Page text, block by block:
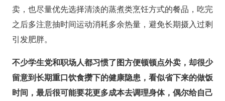
卖，也尽量优先选择清淡的蒸煮类烹饪方式的餐品，吃完
之后多注意抽时间运动消耗多余热量，避免长期摄入过剩
引发肥胖。
不少学生党和职场人都习惯了图方便顿顿点外卖，却很少
留意到长期重口饮食攒下的健康隐患，看似省下来的做饭
时间，最后很可能要花更多成本去调理身体，偶尔给自己